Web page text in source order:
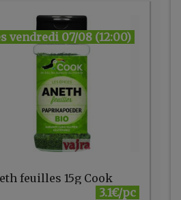
vendredi 07/08 (12:00)
feuilles 15g Cook
3.1€/pc